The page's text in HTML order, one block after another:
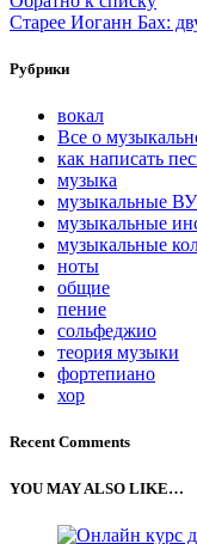
Старее Иоганн Бах:
Рубрики
вокал
Все о
как написать
музыка
музыкальные
музыкальные
музыкальные
ноты
общие
пение
сольфеджио
теория музыки
фортепиано
хор
Recent Comments
YOU MAY ALSO LIKE…